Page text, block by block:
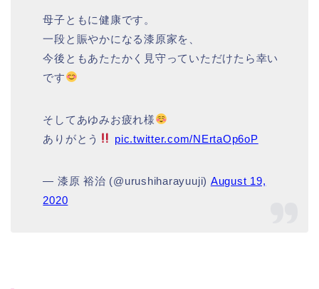
母子ともに健康です。
一段と賑やかになる漆原家を、
今後ともあたたかく見守っていただけたら幸い
です
そしてあゆみお疲れ様
ありがとう
pic.twitter.com/NErtaOp6oP
— 漆原 裕治 (@urushiharayuuji) August 19,
2020